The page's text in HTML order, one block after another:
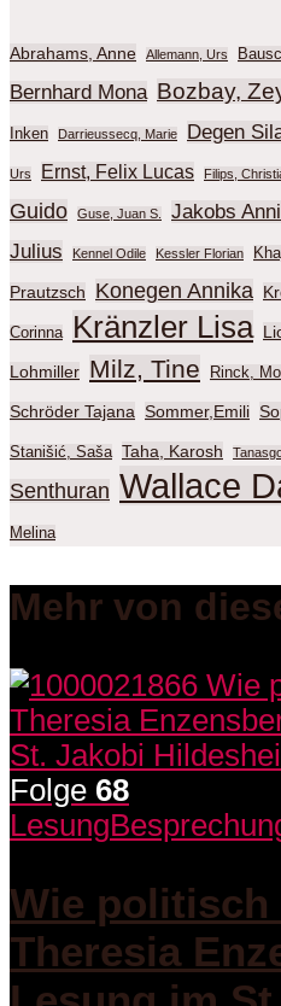
Abrahams, Anne Allemann, Urs
Bernhard Mona Bozbay,
Inken Darrieussecq, Marie Degen
Urs Ernst, Felix Lucas Filips,
Guido
Guse, Juan S. Jakobs
Julius
Kennel Odile Kessler Florian
Prautzsch Konegen Annika
Corinna Kränzler Lisa
Lohmiller Milz, Tine Rinck,
Schröder Tajana Sommer,Emili
Stanišić, Saša Taha, Karosh
Senthuran Wallace
Melina
Mehr von
Folge 68
Lesung
Wie politisch
Theresia